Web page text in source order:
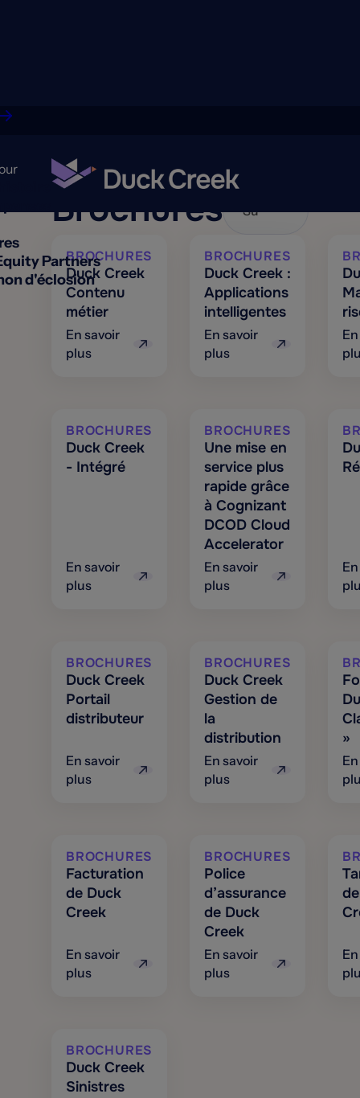
Partners
d'éclosion
Brochures
BROCHURES
Duck Creek
Contenu
métier
En savoir
plus
BROCHURES
Duck Creek :
Applications
intelligentes
En savoir
plus
BROCHURES
Duck Creek
- Intégré
En savoir
plus
BROCHURES
Une mise en
service plus
rapide grâce
à Cognizant
DCOD Cloud
Accelerator
En savoir
plus
BROCHURES
Duck Creek
Portail
distributeur
En savoir
plus
BROCHURES
Duck Creek
Gestion de
la
distribution
En savoir
plus
»
BROCHURES
Facturation
de Duck
Creek
En savoir
plus
BROCHURES
Police
d’assurance
de Duck
Creek
En savoir
plus
BROCHURES
Duck Creek
Sinistres